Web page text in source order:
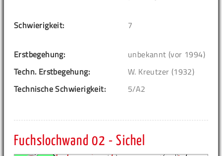
Schwierigkeit: 7
Erstbegehung:
unbekannt (vor 1994)
Techn. Erstbegehung:
W. Kreutzer (1932)
Technische Schwierigkeit:
5/A2
Fuchslochwand 02 - Sichel